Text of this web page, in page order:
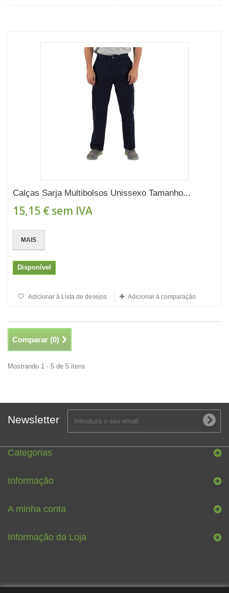
Calças Sarja Multibolsos Unissexo Tamanho...
15,15 € sem IVA
MAIS
Disponível
Adicionar à Lista de desejos Adicionar à comparação
Comparar (0)
Mostrando 1 - 5 de 5 itens
Newsletter
Categorias
Informação
A minha conta
Informação da Loja